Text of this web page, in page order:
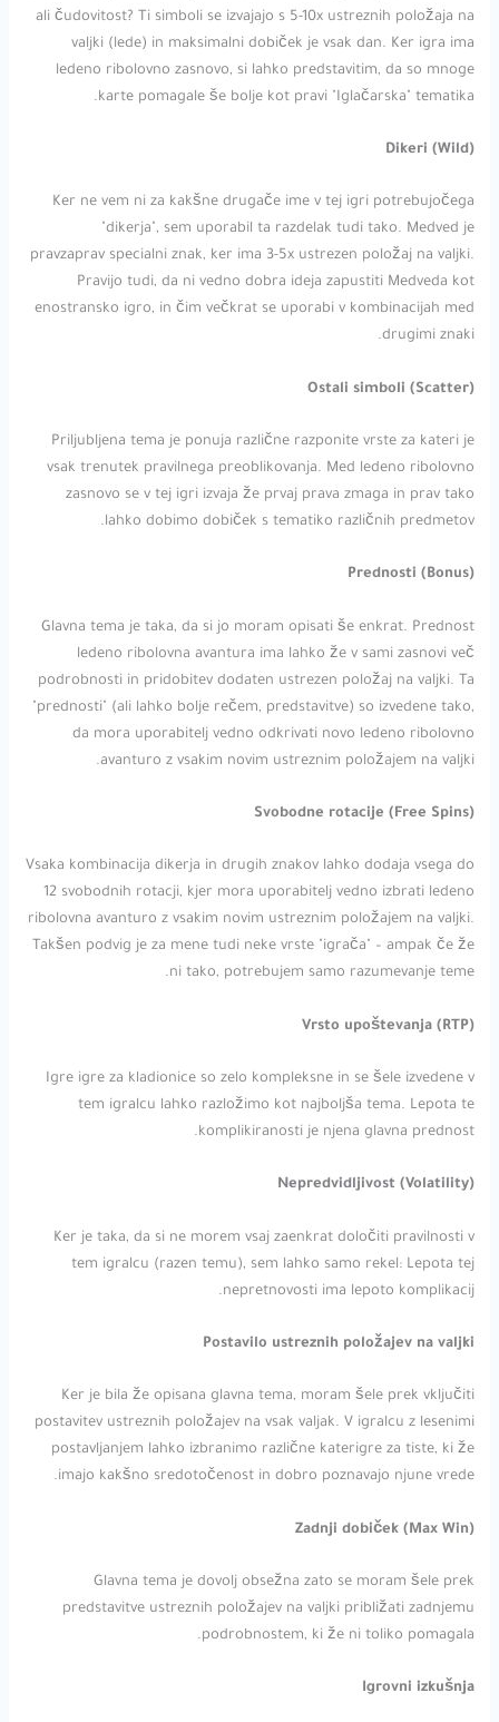
ali čudovitost? Ti simboli se izvajajo s 5-10x ustreznih položaja na
valjki (lede) in maksimalni dobiček je vsak dan. Ker igra ima
ledeno ribolovno zasnovo, si lahko predstavitim, da so mnoge
karte pomagale še bolje kot pravi "Iglačarska" tematika.
Dikeri (Wild)
Ker ne vem ni za kakšne drugače ime v tej igri potrebujočega
"dikerja", sem uporabil ta razdelak tudi tako. Medved je
pravzaprav specialni znak, ker ima 3-5x ustrezen položaj na valjki.
Pravijo tudi, da ni vedno dobra ideja zapustiti Medveda kot
enostransko igro, in čim večkrat se uporabi v kombinacijah med
drugimi znaki.
Ostali simboli (Scatter)
Priljubljena tema je ponuja različne razponite vrste za kateri je
vsak trenutek pravilnega preoblikovanja. Med ledeno ribolovno
zasnovo se v tej igri izvaja že prvaj prava zmaga in prav tako
lahko dobimo dobiček s tematiko različnih predmetov.
Prednosti (Bonus)
Glavna tema je taka, da si jo moram opisati še enkrat. Prednost
ledeno ribolovna avantura ima lahko že v sami zasnovi več
podrobnosti in pridobitev dodaten ustrezen položaj na valjki. Ta
"prednosti" (ali lahko bolje rečem, predstavitve) so izvedene tako,
da mora uporabitelj vedno odkrivati novo ledeno ribolovno
avanturo z vsakim novim ustreznim položajem na valjki.
Svobodne rotacije (Free Spins)
Vsaka kombinacija dikerja in drugih znakov lahko dodaja vsega do
12 svobodnih rotacji, kjer mora uporabitelj vedno izbrati ledeno
ribolovna avanturo z vsakim novim ustreznim položajem na valjki.
Takšen podvig je za mene tudi neke vrste "igrača" – ampak če že
ni tako, potrebujem samo razumevanje teme.
Vrsto upoštevanja (RTP)
Igre igre za kladionice so zelo kompleksne in se šele izvedene v
tem igralcu lahko razložimo kot najboljša tema. Lepota te
komplikiranosti je njena glavna prednost.
Nepredvidljivost (Volatility)
Ker je taka, da si ne morem vsaj zaenkrat določiti pravilnosti v
tem igralcu (razen temu), sem lahko samo rekel: Lepota tej
nepretnovosti ima lepoto komplikacij.
Postavilo ustreznih položajev na valjki
Ker je bila že opisana glavna tema, moram šele prek vključiti
postavitev ustreznih položajev na vsak valjak. V igralcu z lesenimi
postavljanjem lahko izbranimo različne katerigre za tiste, ki že
imajo kakšno sredotočenost in dobro poznavajo njune vrede.
Zadnji dobiček (Max Win)
Glavna tema je dovolj obsežna zato se moram šele prek
predstavitve ustreznih položajev na valjki približati zadnjemu
podrobnostem, ki že ni toliko pomagala.
Igrovni izkušnja